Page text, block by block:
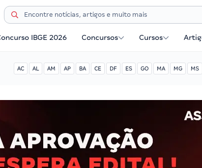
IBGE 2026 Concursos Cursos
AC AL AM AP BA CE DF ES GO MA MG MS